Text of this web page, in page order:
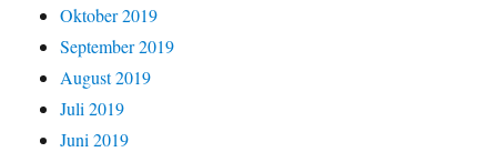
Oktober 2019
September 2019
August 2019
Juli 2019
Juni 2019